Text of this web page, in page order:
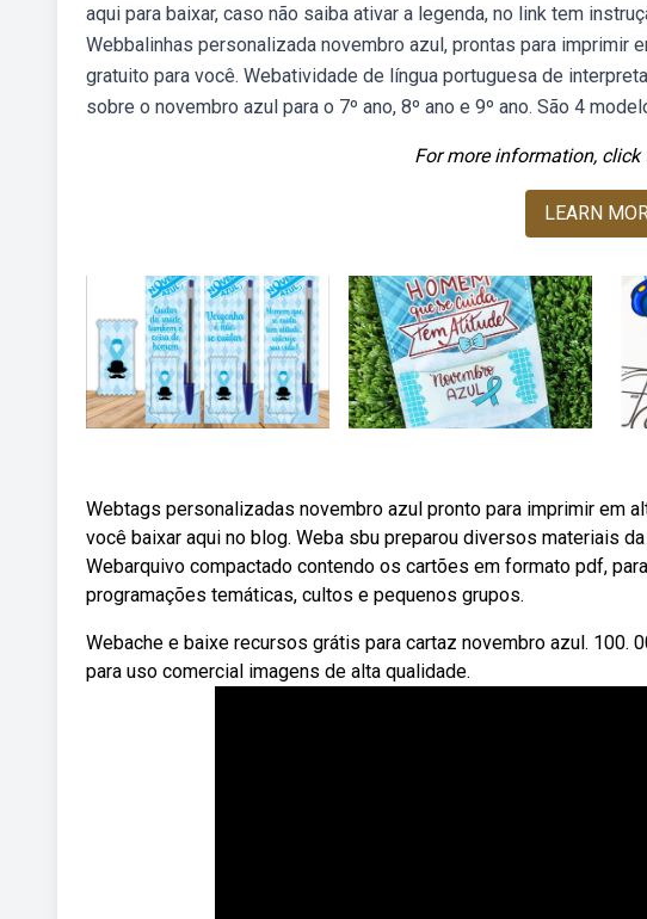
aqui para baixar, caso não saiba ativar a legenda, no link tem
Webbalinhas personalizada novembro azul, prontas para imprimir
gratuito para você. Webatividade de língua portuguesa de
sobre o novembro azul para o 7º ano, 8º ano e 9º ano. São 4
For more information, click
LEARN
Webtags personalizadas novembro azul pronto para imprimir em
você baixar aqui no blog. Weba sbu preparou diversos materiais
Webarquivo compactado contendo os cartões em formato pdf,
programações temáticas, cultos e pequenos grupos.
Webache e baixe recursos grátis para cartaz novembro azul. 100.
para uso comercial imagens de alta qualidade.